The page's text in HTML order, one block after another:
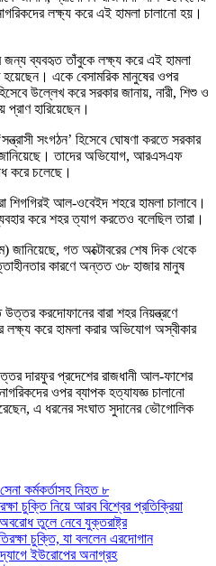
লক্ষ্য করে এই হামলা চালানো হয়।
জন্য ব্যবহৃত তাঁবুকে লক্ষ্য করে এই হামলা
একে বেসামরিক মানুষের ওপর
উল্লেখ করে সরকার জানায়, নারী, শিশু ও
হারিয়েছেন।
সংগঠন’ হিসেবে ঘোষণা করতে সরকার
তাদের অভিযোগ, আরএসএফ
করে চলেছে।
আল-ওবেইদ শহরে হামলা চালাবে।
করে শহর ত্যাগ করতেও বলেছিল তারা।
গত অক্টোবরের শেষ দিক থেকে
কারণে অন্তত ৩৮ হাজার মানুষ
করদোফানের বারা শহর নিয়ন্ত্রণে
লক্ষ্য করে হামলা করার অভিযোগ অস্বীকার
দারফুর প্রদেশের রাজধানী আল-ফাশের
ওপর ব্যাপক হত্যাযজ্ঞ চালানো
এ ধরনের সংঘাত সুদানের ভৌগোলিক
কর্মকর্তাসহ নিহত ৮
চুক্তি নিয়ে আরব বিশ্বের প্রতিক্রিয়া
তুলে নেবে যুক্তরাষ্ট্র
চুক্তি, যা বললেন এরদোগান
ইউরোপের অনাগ্রহ